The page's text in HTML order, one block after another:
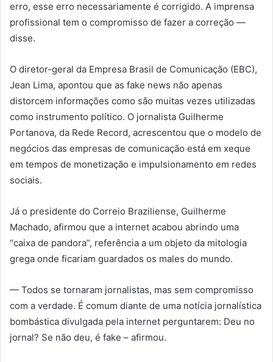
erro, esse erro necessariamente é corrigido. A imprensa
profissional tem o compromisso de fazer a correção —
disse.
O diretor-geral da Empresa Brasil de Comunicação (EBC),
Jean Lima, apontou que as fake news não apenas
distorcem informações como são muitas vezes utilizadas
como instrumento político. O jornalista Guilherme
Portanova, da Rede Record, acrescentou que o modelo de
negócios das empresas de comunicação está em xeque
em tempos de monetização e impulsionamento em redes
sociais.
Já o presidente do Correio Braziliense, Guilherme
Machado, afirmou que a internet acabou abrindo uma
“caixa de pandora”, referência a um objeto da mitologia
grega onde ficariam guardados os males do mundo.
— Todos se tornaram jornalistas, mas sem compromisso
com a verdade. É comum diante de uma notícia jornalística
bombástica divulgada pela internet perguntarem: Deu no
jornal? Se não deu, é fake – afirmou.